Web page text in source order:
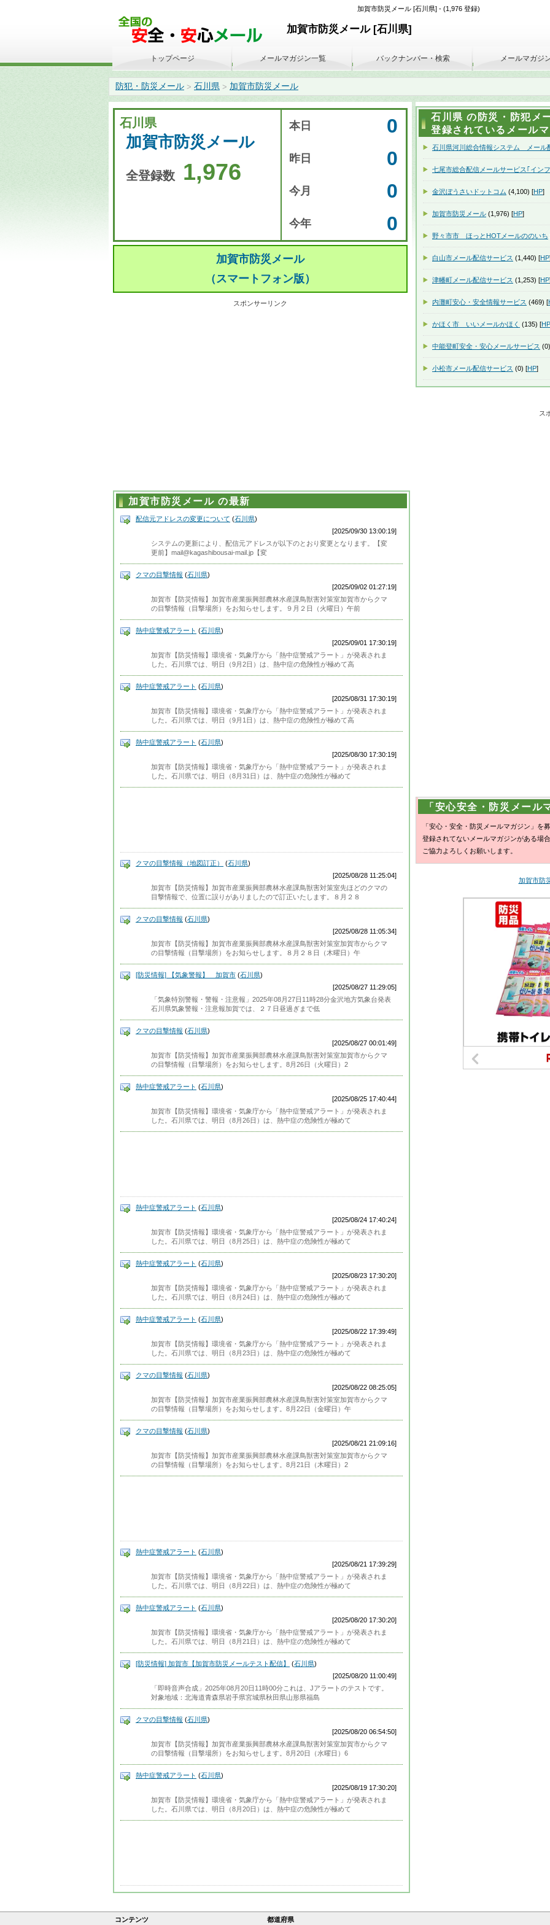
加賀市防災メール [石川県] - (1,976 登録)
加賀市防災メール [石川県]
防犯・防災メール > 石川県 > 加賀市防災メール
石川県
加賀市防災メール
全登録数 1,976
本日 0
昨日 0
今月 0
今年 0
加賀市防災メール
（スマートフォン版）
スポンサーリンク
加賀市防災メール の最新
配信元アドレスの変更について (石川県)
[2025/09/30 13:00:19]
システムの更新により、配信元アドレスが以下のとおり変更となります。【変
更前】mail@kagashibousai-mail.jp【変
クマの目撃情報 (石川県)
[2025/09/02 01:27:19]
加賀市【防災情報】加賀市産業振興部農林水産課鳥獣害対策室加賀市からクマ
の目撃情報（目撃場所）をお知らせします。９月２日（火曜日）午前
熱中症警戒アラート (石川県)
[2025/09/01 17:30:19]
加賀市【防災情報】環境省・気象庁から「熱中症警戒アラート」が発表されま
した。石川県では、明日（9月2日）は、熱中症の危険性が極めて高
熱中症警戒アラート (石川県)
[2025/08/31 17:30:19]
加賀市【防災情報】環境省・気象庁から「熱中症警戒アラート」が発表されま
した。石川県では、明日（9月1日）は、熱中症の危険性が極めて高
熱中症警戒アラート (石川県)
[2025/08/30 17:30:19]
加賀市【防災情報】環境省・気象庁から「熱中症警戒アラート」が発表されま
した。石川県では、明日（8月31日）は、熱中症の危険性が極めて
クマの目撃情報（地図訂正） (石川県)
[2025/08/28 11:25:04]
加賀市【防災情報】加賀市産業振興部農林水産課鳥獣害対策室先ほどのクマの
目撃情報で、位置に誤りがありましたので訂正いたします。８月２８
クマの目撃情報 (石川県)
[2025/08/28 11:05:34]
加賀市【防災情報】加賀市産業振興部農林水産課鳥獣害対策室加賀市からクマ
の目撃情報（目撃場所）をお知らせします。８月２８日（木曜日）午
[防災情報] 【気象警報】 加賀市 (石川県)
[2025/08/27 11:29:05]
「気象特別警報・警報・注意報」2025年08月27日11時28分金沢地方気象台発表
石川県気象警報・注意報加賀では、２７日昼過ぎまで低
クマの目撃情報 (石川県)
[2025/08/27 00:01:49]
加賀市【防災情報】加賀市産業振興部農林水産課鳥獣害対策室加賀市からクマ
の目撃情報（目撃場所）をお知らせします。8月26日（火曜日）2
熱中症警戒アラート (石川県)
[2025/08/25 17:40:44]
加賀市【防災情報】環境省・気象庁から「熱中症警戒アラート」が発表されま
した。石川県では、明日（8月26日）は、熱中症の危険性が極めて
熱中症警戒アラート (石川県)
[2025/08/24 17:40:24]
加賀市【防災情報】環境省・気象庁から「熱中症警戒アラート」が発表されま
した。石川県では、明日（8月25日）は、熱中症の危険性が極めて
熱中症警戒アラート (石川県)
[2025/08/23 17:30:20]
加賀市【防災情報】環境省・気象庁から「熱中症警戒アラート」が発表されま
した。石川県では、明日（8月24日）は、熱中症の危険性が極めて
熱中症警戒アラート (石川県)
[2025/08/22 17:39:49]
加賀市【防災情報】環境省・気象庁から「熱中症警戒アラート」が発表されま
した。石川県では、明日（8月23日）は、熱中症の危険性が極めて
クマの目撃情報 (石川県)
[2025/08/22 08:25:05]
加賀市【防災情報】加賀市産業振興部農林水産課鳥獣害対策室加賀市からクマ
の目撃情報（目撃場所）をお知らせします。8月22日（金曜日）午
クマの目撃情報 (石川県)
[2025/08/21 21:09:16]
加賀市【防災情報】加賀市産業振興部農林水産課鳥獣害対策室加賀市からクマ
の目撃情報（目撃場所）をお知らせします。8月21日（木曜日）2
熱中症警戒アラート (石川県)
[2025/08/21 17:39:29]
加賀市【防災情報】環境省・気象庁から「熱中症警戒アラート」が発表されま
した。石川県では、明日（8月22日）は、熱中症の危険性が極めて
熱中症警戒アラート (石川県)
[2025/08/20 17:30:20]
加賀市【防災情報】環境省・気象庁から「熱中症警戒アラート」が発表されま
した。石川県では、明日（8月21日）は、熱中症の危険性が極めて
[防災情報] 加賀市【加賀市防災メールテスト配信】 (石川県)
[2025/08/20 11:00:49]
「即時音声合成」2025年08月20日11時00分これは、Jアラートのテストです。
対象地域：北海道青森県岩手県宮城県秋田県山形県福島
クマの目撃情報 (石川県)
[2025/08/20 06:54:50]
加賀市【防災情報】加賀市産業振興部農林水産課鳥獣害対策室加賀市からクマ
の目撃情報（目撃場所）をお知らせします。8月20日（水曜日）6
熱中症警戒アラート (石川県)
[2025/08/19 17:30:20]
加賀市【防災情報】環境省・気象庁から「熱中症警戒アラート」が発表されま
した。石川県では、明日（8月20日）は、熱中症の危険性が極めて
トップページ メールマガジン一覧 バックナンバー・検索 メールマガジ
石川県 の防災・防犯メ
登録されているメール
石川県河川総合情報システム メール
七尾市総合配信メールサービス｢イン
金沢ぼうさいドットコム (4,100) [HP]
加賀市防災メール (1,976) [HP]
野々市市 ほっとHOTメールののいち
白山市メール配信サービス (1,440) [HP]
津幡町メール配信サービス (1,253) [HP]
内灘町安心・安全情報サービス (469) [
かほく市 いいメールかほく (135) [HP
中能登町安全・安心メールサービス
小松市メール配信サービス (0) [HP]
ス
「安心安全・防災メール
「安心・安全・防災メールマガジン」を募
登録されてないメールマガジンがある場合
ご協力よろしくお願いします。
加賀市防
コンテンツ 都道府県